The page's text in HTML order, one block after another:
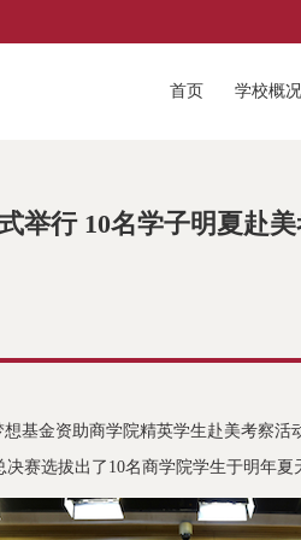
首页 学校概况
举行 10名学子明夏赴
基金资助商学院精英学生赴美考察
赛选拔出了10名商学院学生于明年夏